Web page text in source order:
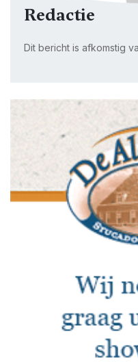
Redactie
Dit bericht is afkomstig